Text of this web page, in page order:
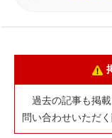
過去の記事も掲載
問い合わせいただ